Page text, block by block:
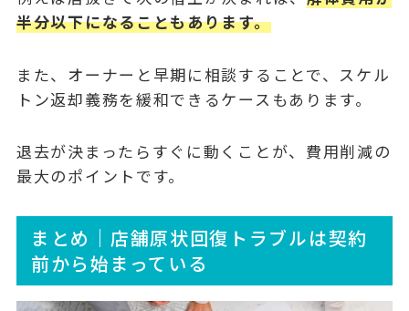
半分以下になることもあります。
また、オーナーと早期に相談することで、スケル
トン返却義務を緩和できるケースもあります。
退去が決まったらすぐに動くことが、費用削減の
最大のポイントです。
まとめ｜店舗原状回復トラブルは契約
前から始まっている